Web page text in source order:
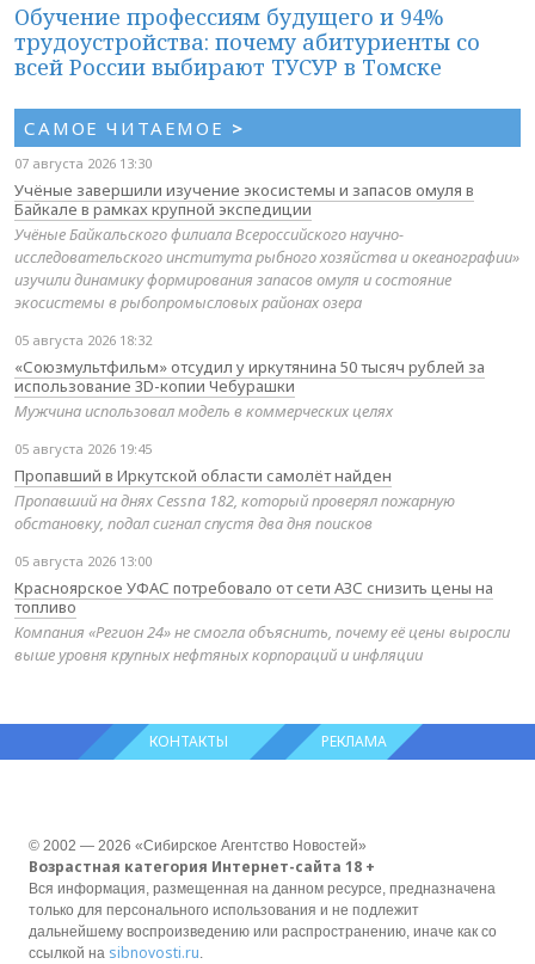
Обучение профессиям будущего и 94%
трудоустройства: почему абитуриенты со
всей России выбирают ТУСУР в Томске
САМОЕ ЧИТАЕМОЕ >
07 августа 2026 13:30
Учёные завершили изучение экосистемы и запасов омуля в
Байкале в рамках крупной экспедиции
Учёные Байкальского филиала Всероссийского научно-
исследовательского института рыбного хозяйства и океанографии»
изучили динамику формирования запасов омуля и состояние
экосистемы в рыбопромысловых районах озера
05 августа 2026 18:32
«Союзмультфильм» отсудил у иркутянина 50 тысяч рублей за
использование 3D-копии Чебурашки
Мужчина использовал модель в коммерческих целях
05 августа 2026 19:45
Пропавший в Иркутской области самолёт найден
Пропавший на днях Cessna 182, который проверял пожарную
обстановку, подал сигнал спустя два дня поисков
05 августа 2026 13:00
Красноярское УФАС потребовало от сети АЗС снизить цены на
топливо
Компания «Регион 24» не смогла объяснить, почему её цены выросли
выше уровня крупных нефтяных корпораций и инфляции
КОНТАКТЫ РЕКЛАМА
© 2002 — 2026 «Сибирское Агентство Новостей»
Возрастная категория Интернет-сайта 18 +
Вся информация, размещенная на данном ресурсе, предназначена
только для персонального использования и не подлежит
дальнейшему воспроизведению или распространению, иначе как со
ссылкой на sibnovosti.ru.